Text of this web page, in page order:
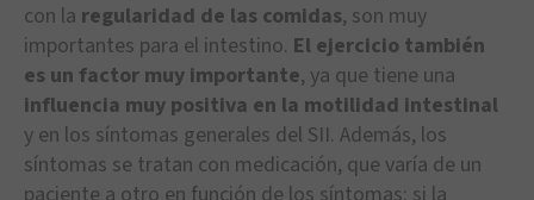
con la regularidad de las comidas, son muy
importantes para el intestino. El ejercicio también
es un factor muy importante, ya que tiene una
influencia muy positiva en la motilidad intestinal
y en los síntomas generales del SII. Además, los
síntomas se tratan con medicación, que varía de un